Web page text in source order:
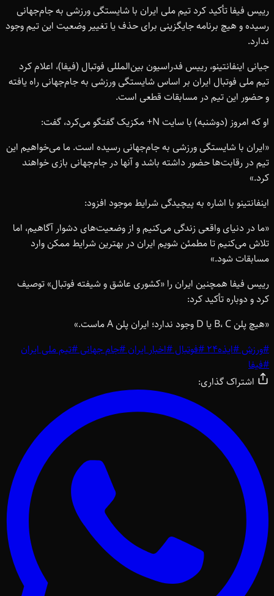
رییس فیفا تأکید کرد تیم ملی ایران با شایستگی ورزشی به جام‌جهانی
رسیده و هیچ برنامه جایگزینی برای حذف یا تغییر وضعیت این تیم وجود
ندارد.
جیانی اینفانتینو، رییس فدراسیون بین‌المللی فوتبال (فیفا)، اعلام کرد
تیم ملی فوتبال ایران بر اساس شایستگی ورزشی به جام‌جهانی راه یافته
و حضور این تیم در مسابقات قطعی است.
او که امروز (دوشنبه) با سایت N+ مکزیک گفتگو می‌کرد، گفت:
«ایران با شایستگی ورزشی به جام‌جهانی رسیده است. ما می‌خواهیم این
تیم در رقابت‌ها حضور داشته باشد و آنها در جام‌جهانی بازی خواهند
کرد.»
اینفانتینو با اشاره به پیچیدگی شرایط موجود افزود:
«ما در دنیای واقعی زندگی می‌کنیم و از وضعیت‌های دشوار آگاهیم، اما
تلاش می‌کنیم تا مطمئن شویم ایران در بهترین شرایط ممکن وارد
مسابقات شود.»
رییس فیفا همچنین ایران را «کشوری عاشق و شیفته فوتبال» توصیف
کرد و دوباره تأکید کرد:
«هیچ پلن B، C یا D وجود ندارد؛ ایران پلن A ماست.»
#ورزش#ایذه24 #فوتبال#اخبار ایران#جام جهانی#تیم ملی ایران
#فیفا
اشتراک گذاری: